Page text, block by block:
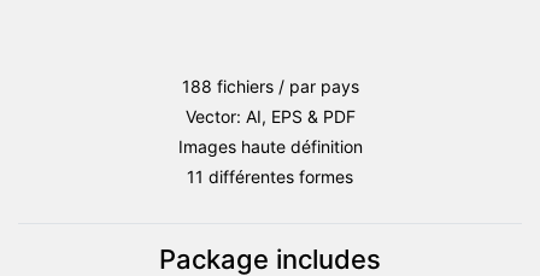
188 fichiers / par pays
Vector: AI, EPS & PDF
Images haute définition
11 différentes formes
Package includes